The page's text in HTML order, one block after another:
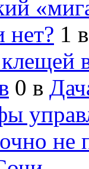
нет? 1
0 в
не